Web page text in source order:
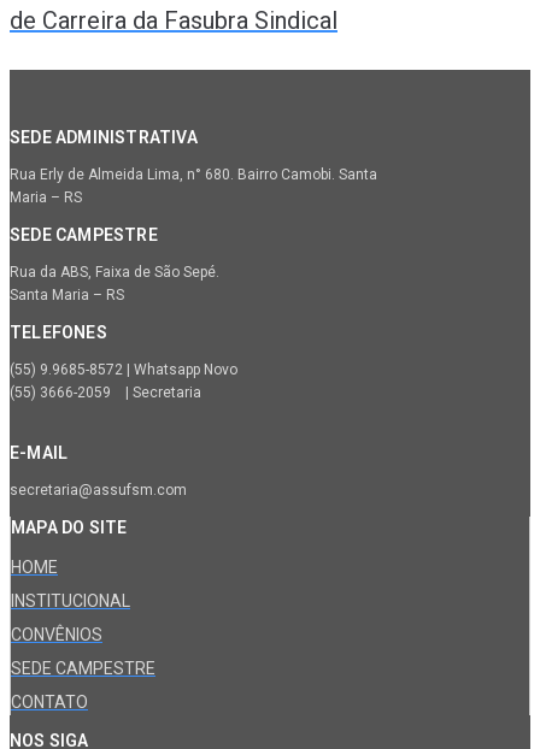
de Carreira da Fasubra Sindical
SEDE ADMINISTRATIVA
Rua Erly de Almeida Lima, n° 680. Bairro Camobi. Santa
Maria – RS
SEDE CAMPESTRE
Rua da ABS, Faixa de São Sepé.
Santa Maria – RS
TELEFONES
(55) 9.9685-8572 | Whatsapp Novo
(55) 3666-2059 | Secretaria
E-MAIL
secretaria@assufsm.com
MAPA DO SITE
HOME
INSTITUCIONAL
CONVÊNIOS
SEDE CAMPESTRE
CONTATO
NOS SIGA